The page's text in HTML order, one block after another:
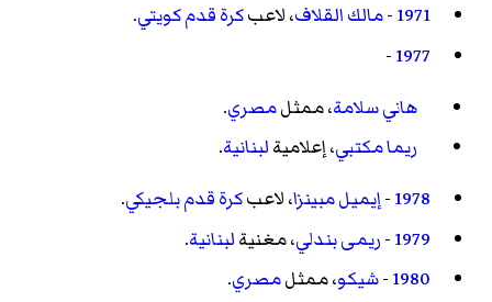
1971
-مالك القلاف، لاعبكرة قدمكويتي.
1977
-
هاني سلامة، ممثلمصري.
ريما مكتبي، إعلاميةلبنانية.
1978
-إيميل مبينزا، لاعبكرة قدمبلجيكي.
1979
-ريمى بندلي، مغنيةلبنانية.
1980
-شيكو، ممثلمصري.